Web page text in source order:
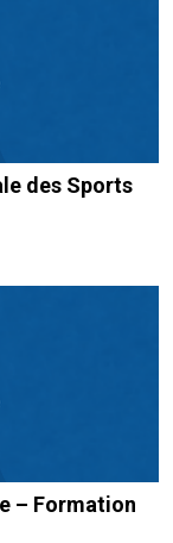
des Sports
– Formation